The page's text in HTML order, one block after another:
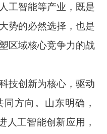
工智能等产业，既是
势的必然选择，也是
区域核心竞争力的战
技创新为核心，驱动
方向。山东明确，
人工智能创新应用，